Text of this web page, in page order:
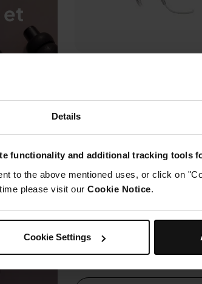
Details
functionality and additional tracking tools
to the above mentioned uses, or click on
please visit our Cookie Notice.
Cookie Settings
et
embout RapidGloss
Modèle: HD6051SEUPK
4.4 (204)
5 accessoires avec lisseur
Technologie : Air + Céramique
Coiffage sur cheveux
Inclus une pochette de
379,99 €